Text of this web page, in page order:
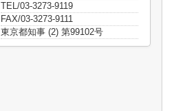
TEL/03-3273-9119
FAX/03-3273-9111
東京都知事 (2) 第99102号